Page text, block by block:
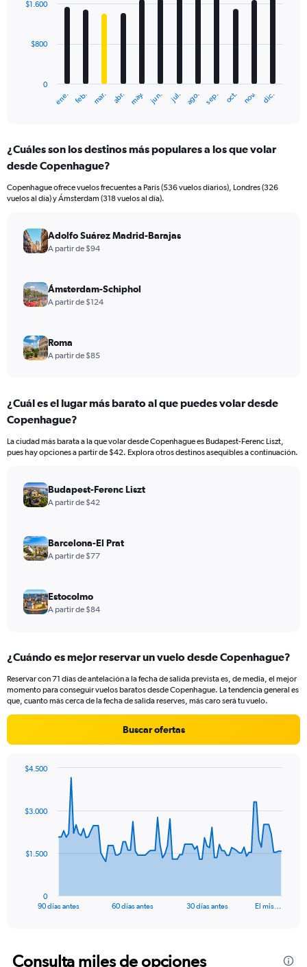
12
The
Range:
12
The
chart
Y
axis
values.
Range:
2400.
ene. feb. mar. abr. may. jun. jul. ago. sep. oct. nov. dic.
0
$800
$1.600
¿Cuáles son los destinos más populares a los que volar
desde Copenhague?
Copenhague ofrece vuelos frecuentes a París (536 vuelos diarios), Londres (326
vuelos al día) y Ámsterdam (318 vuelos al día).
Adolfo Suárez Madrid-Barajas
A partir de $94
Ámsterdam-Schiphol
A partir de $124
Roma
A partir de $85
¿Cuál es el lugar más barato al que puedes volar desde
Copenhague?
La ciudad más barata a la que volar desde Copenhague es Budapest-Ferenc Liszt,
pues hay opciones a partir de $42. Explora otros destinos asequibles a continuación.
Budapest-Ferenc Liszt
A partir de $42
Barcelona-El Prat
A partir de $77
Estocolmo
A partir de $84
¿Cuándo es mejor reservar un vuelo desde Copenhague?
Reservar con 71 días de antelación a la fecha de salida prevista es, de media, el mejor
momento para conseguir vuelos baratos desde Copenhague. La tendencia general es
que, cuanto más cerca de la fecha de salida reserves, más caro será tu vuelo.
Buscar ofertas
data
The
Range:
90 días antes 60 días antes 30 días antes El mis…
0
$1.500
$3.000
$4.500
Consulta miles de opciones